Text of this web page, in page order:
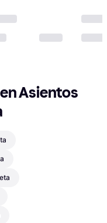
Asientos